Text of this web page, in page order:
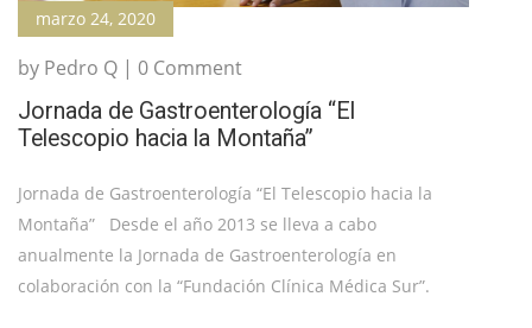
marzo 24, 2020
by Pedro Q | 0 Comment
Jornada de Gastroenterología “El
Telescopio hacia la Montaña”
Jornada de Gastroenterología “El Telescopio hacia la
Montaña” Desde el año 2013 se lleva a cabo
anualmente la Jornada de Gastroenterología en
colaboración con la “Fundación Clínica Médica Sur”.